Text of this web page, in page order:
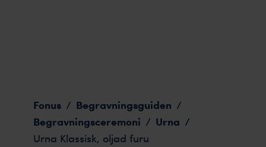
Fonus / Begravningsguiden /
Begravningsceremoni / Urna /
Urna Klassisk, oljad furu